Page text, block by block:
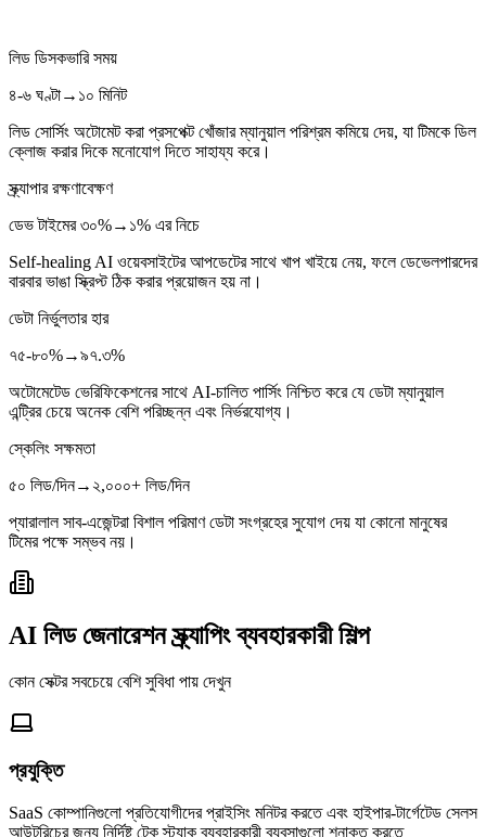
লিড ডিসকভারি সময়
৪-৬ ঘণ্টা→ ১০ মিনিট
লিড সোর্সিং অটোমেট করা প্রসপেক্ট খোঁজার ম্যানুয়াল পরিশ্রম কমিয়ে দেয়, যা টিমকে ডিল
ক্লোজ করার দিকে মনোযোগ দিতে সাহায্য করে।
স্ক্র্যাপার রক্ষণাবেক্ষণ
ডেভ টাইমের ৩০%→ ১% এর নিচে
Self-healing AI ওয়েবসাইটের আপডেটের সাথে খাপ খাইয়ে নেয়, ফলে ডেভেলপারদের
বারবার ভাঙা স্ক্রিপ্ট ঠিক করার প্রয়োজন হয় না।
ডেটা নির্ভুলতার হার
৭৫-৮০%→৯৭.৩%
অটোমেটেড ভেরিফিকেশনের সাথে AI-চালিত পার্সিং নিশ্চিত করে যে ডেটা ম্যানুয়াল
এন্ট্রির চেয়ে অনেক বেশি পরিচ্ছন্ন এবং নির্ভরযোগ্য।
স্কেলিং সক্ষমতা
৫০ লিড/দিন→ ২,০০০+ লিড/দিন
প্যারালাল সাব-এজেন্টরা বিশাল পরিমাণ ডেটা সংগ্রহের সুযোগ দেয় যা কোনো মানুষের
টিমের পক্ষে সম্ভব নয়।
AI লিড জেনারেশন স্ক্র্যাপিং ব্যবহারকারী শিল্প
কোন সেক্টর সবচেয়ে বেশি সুবিধা পায় দেখুন
প্রযুক্তি
SaaS কোম্পানিগুলো প্রতিযোগীদের প্রাইসিং মনিটর করতে এবং হাইপার-টার্গেটেড সেলস
আউটরিচের জন্য নির্দিষ্ট টেক স্ট্যাক ব্যবহারকারী ব্যবসাগুলো শনাক্ত করতে